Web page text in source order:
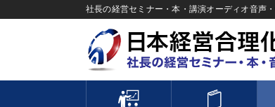
社長の経営セミナー・本・講演オーディオ音声